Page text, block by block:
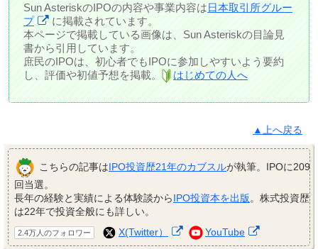
Sun AsteriskのIPOの内容や事業内容は日本取引所グルー
プ
に掲載されています。
本ページで掲載している画像は、Sun Asteriskの目論見
書から引用しています。
庶民のIPOは、初心者でもIPOに参加しやすいよう要約
し、評価や初値予想を掲載。
はじめての人へ
▲上へ戻る
こちらの記事はIPO投資歴21年のカブスルが執筆。IPOに209
回当選。
長年の経験と実績による体験談からIPO投資本を出版。株式投資歴
は22年で投資全般にも詳しい。
2.4万人のフォロワー X(Twitter） YouTube